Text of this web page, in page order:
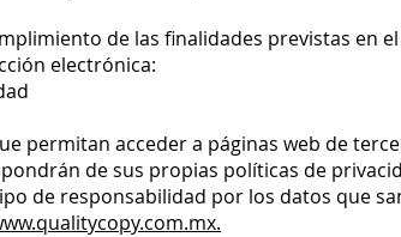
de las finalidades previstas en
electrónica:
permitan acceder a páginas web de
de sus propias políticas de
de responsabilidad por los datos que